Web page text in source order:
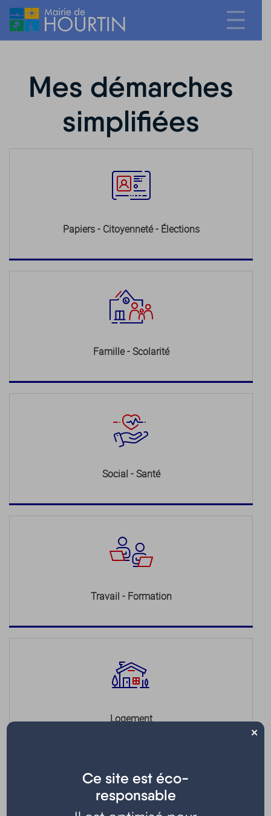
Mes démarches
simplifiées
Papiers - Citoyenneté - Élections
Famille - Scolarité
Social - Santé
Travail - Formation
Logement
Ce site est éco-
responsable
×